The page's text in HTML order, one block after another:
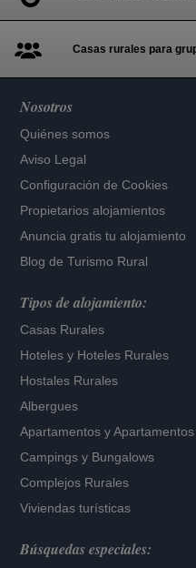
Casas rurales para
Nosotros
Quiénes somos
Aviso Legal
Configuración de Cookies
Propietarios alojamientos
Anuncia gratis tu alojamiento
Blog de Turismo Rural
Tipos de alojamiento:
Casas Rurales
Hoteles y Hoteles Rurales
Hostales Rurales
Albergues
Apartamentos y
Campings y Bungalows
Complejos Rurales
Viviendas turísticas
Búsquedas especiales: